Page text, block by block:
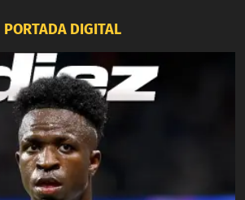
PORTADA DIGITAL